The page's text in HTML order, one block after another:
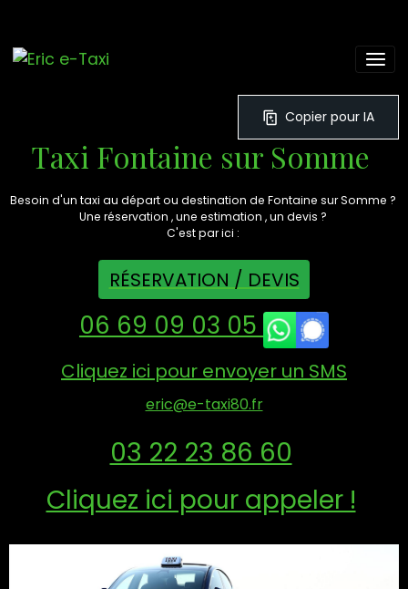
Copier pour IA
Taxi Fontaine sur Somme
Besoin d'un taxi au départ ou destination de Fontaine sur Somme ?
Une réservation , une estimation , un devis ?
C'est par ici :
RÉSERVATION / DEVIS
06 69 09 03 05
Cliquez ici pour envoyer un SMS
eric@e-taxi80.fr
03 22 23 86 60
Cliquez ici pour appeler !